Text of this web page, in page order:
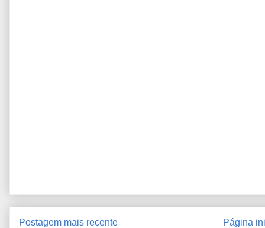
Postagem mais recente Página